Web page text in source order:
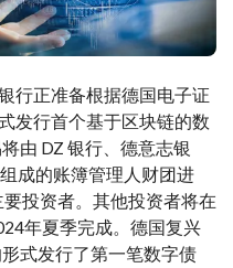
行正准备根据德国电子证
发行首个基于区块链的数
由 DZ 银行、德意志银
成的账簿管理人财团进
投资者。其他投资者将在
年夏季完成。德国复兴
式发行了第一笔数字债